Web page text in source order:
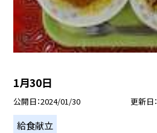
1月30日
公開日 2024/01/30 更新日
給食献立